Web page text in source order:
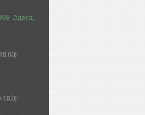
Одеса,
18.0